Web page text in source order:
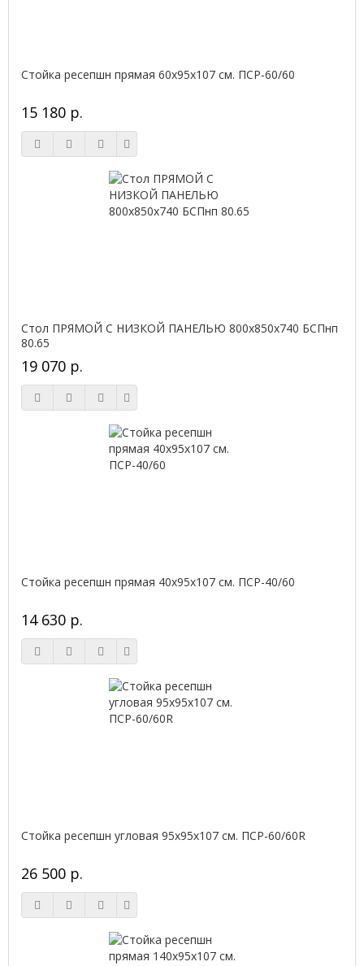
Стойка ресепшн прямая 60х95х107 см. ПСР-60/60
15 180 р.
Стол ПРЯМОЙ С НИЗКОЙ ПАНЕЛЬЮ 800х850х740 БСПнп
80.65
19 070 р.
Стойка ресепшн прямая 40х95х107 см. ПСР-40/60
14 630 р.
Стойка ресепшн угловая 95х95х107 см. ПСР-60/60R
26 500 р.